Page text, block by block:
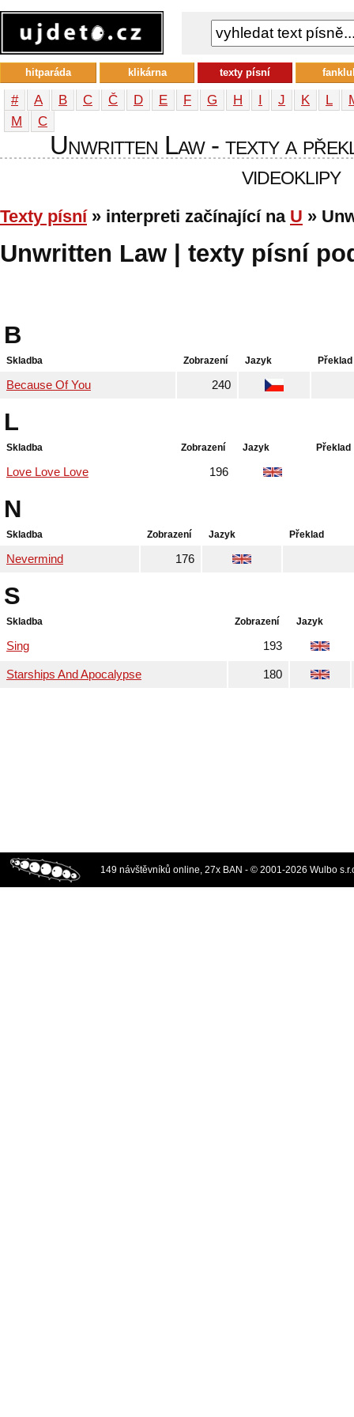
# A B C Č D E F G H I J K L
М
С
Unwritten Law - texty a
videoklipy
Texty písní» interpreti začínající na U »
Unwritten Law | texty písní
B
Skladba Zobrazení Jazyk Překlad
Because Of You 240
L
Skladba Zobrazení Jazyk Překlad
Love Love Love 196
N
Skladba Zobrazení Jazyk Překlad
Nevermind 176
S
Skladba Zobrazení Jazyk
Sing 193
Starships And Apocalypse 180
hitparáda klikárna texty písní
149 návštěvníků online, 27x BAN - © 2001-2026 Wulbo